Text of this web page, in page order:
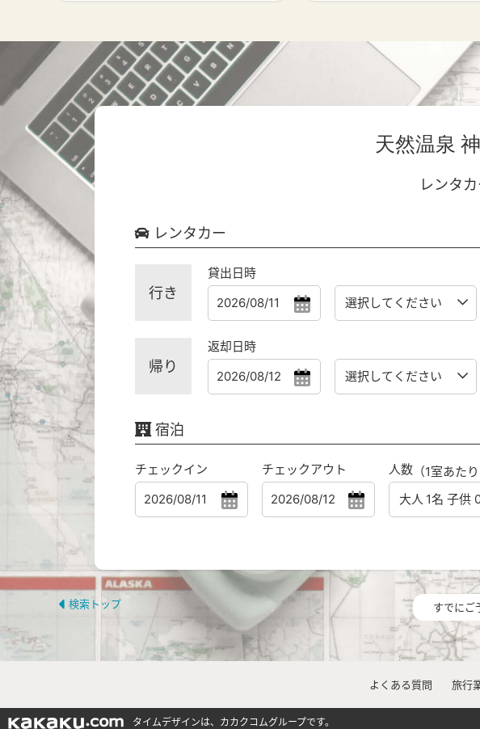
天然温泉
レンタ
レンタカー
行き
貸出日時
帰り
返却日時
宿泊
チェックイン チェックアウト 人数（1室あたり
検索トップ すでにご
よくある質問 旅行
タイムデザインは、カカクコムグループです。